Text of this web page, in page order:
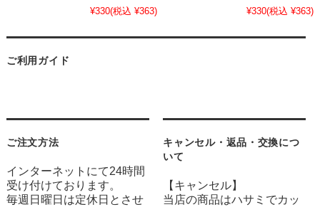
¥330(税込 ¥363)
¥330(税込 ¥363)
ご利用ガイド
ご注文方法
インターネットにて24時間
受け付けております。
毎週日曜日は定休日とさせ
キャンセル・返品・交換につ
いて
【キャンセル】
当店の商品はハサミでカッ